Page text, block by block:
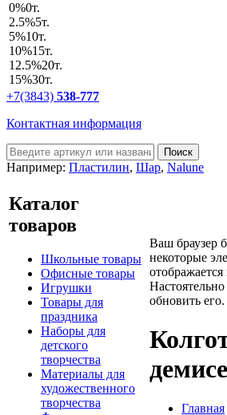
0%0т.
2.5%5т.
5%10т.
10%15т.
12.5%20т.
15%30т.
+7(3843) 538-777
Контактная информация
Например: Пластилин, Шар, Nalune
Каталог
товаров
Школьные товары
Офисные товары
Игрушки
Товары для
праздника
Наборы для
детского
творчества
Материалы для
художественного
творчества
Ваш браузер
некоторые
обновить его.
Главная